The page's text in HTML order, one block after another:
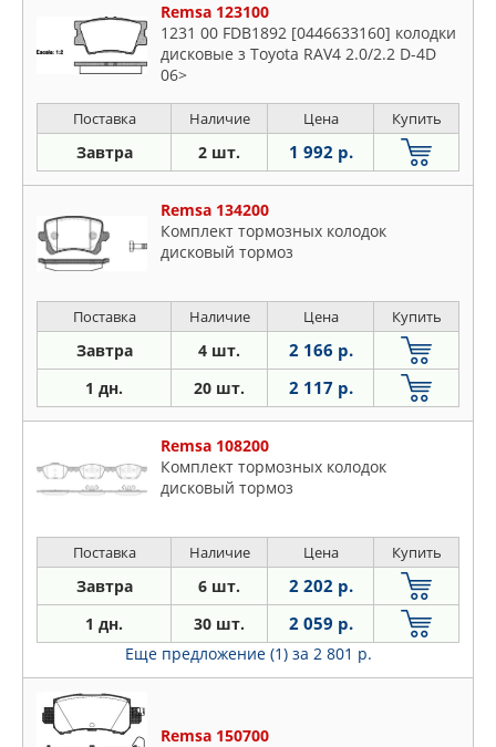
Remsa 123100
1231 00 FDB1892 [0446633160] колодки
дисковые з Toyota RAV4 2.0/2.2 D-4D
06>
Поставка Наличие Цена Купить
Завтра 2 шт. 1 992 р.
Remsa 134200
Комплект тормозных колодок
дисковый тормоз
Поставка Наличие Цена Купить
Завтра 4 шт. 2 166 р.
1 дн. 20 шт. 2 117 р.
Remsa 108200
Комплект тормозных колодок
дисковый тормоз
Поставка Наличие Цена Купить
Завтра 6 шт. 2 202 р.
1 дн. 30 шт. 2 059 р.
Еще предложение (1) за 2 801 р.
Remsa 150700